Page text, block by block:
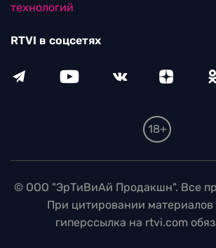
технологий
RTVI в соцсетях
18+
© ООО "ЭрТиВиАй Продакшн". Все
При цитировании материалов
гиперссылка на rtvi.com